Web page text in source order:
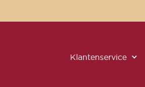
Klantenservice